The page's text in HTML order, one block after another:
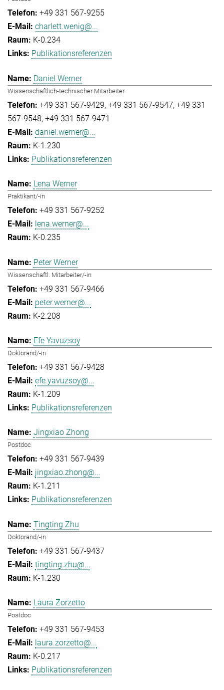
+49 331 567-9255
charlett.wenig@...
K-0.234
Publikationsreferenzen
Daniel Werner
Wissenschaftlich-technischer Mitarbeiter
+49 331 567-9429 +49 331 567-9547 +49 331
567-9548 +49 331 567-9471
daniel.werner@...
K-1.230
Publikationsreferenzen
Lena Werner
Praktikant/-in
+49 331 567-9252
lena.werner@...
K-0.235
Peter Werner
Wissenschaftl. Mitarbeiter/-in
+49 331 567-9466
peter.werner@...
K-2.208
Efe Yavuzsoy
Doktorand/-in
+49 331 567-9428
efe.yavuzsoy@...
K-1.209
Publikationsreferenzen
Jingxiao Zhong
Postdoc
+49 331 567-9439
jingxiao.zhong@...
K-1.211
Publikationsreferenzen
Tingting Zhu
Doktorand/-in
+49 331 567-9437
tingting.zhu@...
K-1.230
Laura Zorzetto
Postdoc
+49 331 567-9453
laura.zorzetto@...
K-0.217
Publikationsreferenzen